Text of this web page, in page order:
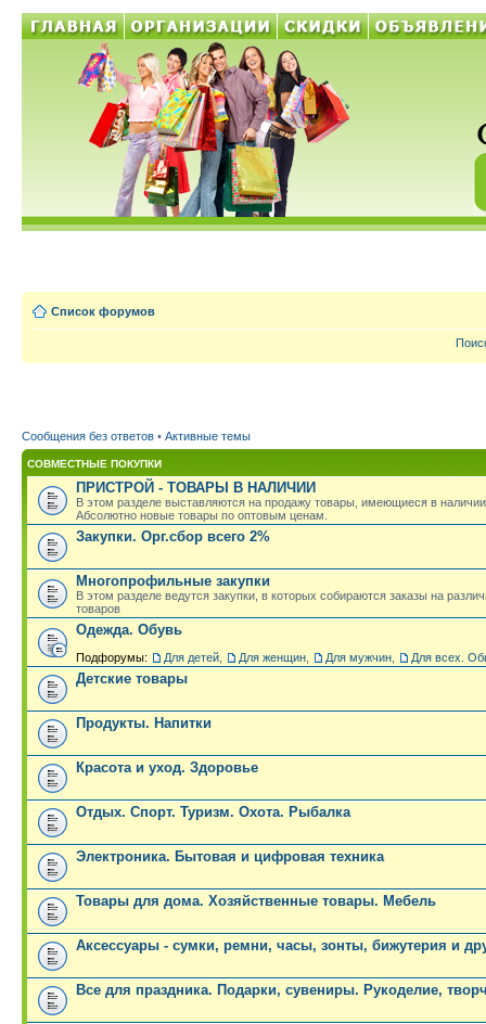
Список форумов
Сообщения без ответов • Активные темы
СОВМЕСТНЫЕ ПОКУПКИ
ПРИСТРОЙ - ТОВАРЫ В НАЛИЧИИ
В этом разделе выставляются на продажу товары, имеющиеся в
Абсолютно новые товары по оптовым ценам.
Закупки. Орг.сбор всего 2%
Многопрофильные закупки
В этом разделе ведутся закупки, в которых собираются заказы на
товаров
Одежда. Обувь
Подфорумы: Для детей Для женщин Для мужчин Для всех.
Детские товары
Продукты. Напитки
Красота и уход. Здоровье
Отдых. Спорт. Туризм. Охота. Рыбалка
Электроника. Бытовая и цифровая техника
Товары для дома. Хозяйственные товары. Мебель
Аксессуары - сумки, ремни, часы, зонты, бижутерия и
Все для праздника. Подарки, сувениры. Рукоделие,